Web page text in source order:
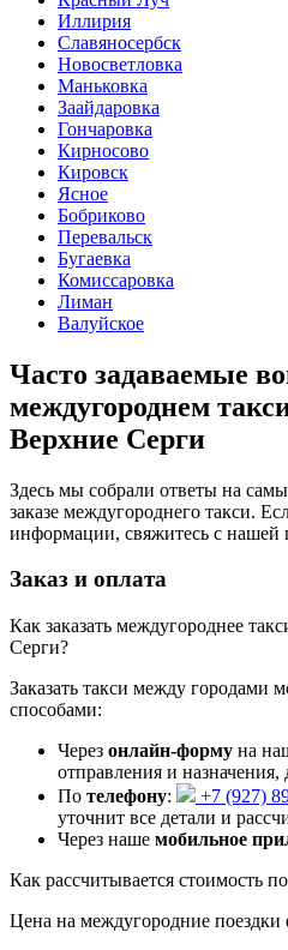
Иллирия
Славяносербск
Новосветловка
Маньковка
Заайдаровка
Гончаровка
Кирносово
Кировск
Ясное
Бобриково
Перевальск
Бугаевка
Комиссаровка
Лиман
Валуйское
Часто задаваемые
междугороднем
Верхние Серги
Здесь мы собрали ответы на
заказе междугороднего такси.
информации, свяжитесь с нашей
Заказ и оплата
Как заказать междугороднее
Серги?
Заказать такси между городами
способами:
Через онлайн-форму на
отправления и назначения,
По телефону: +7 (927)
уточнит все детали и
Через наше мобильное
Как рассчитывается стоимость
Цена на междугородние поездки